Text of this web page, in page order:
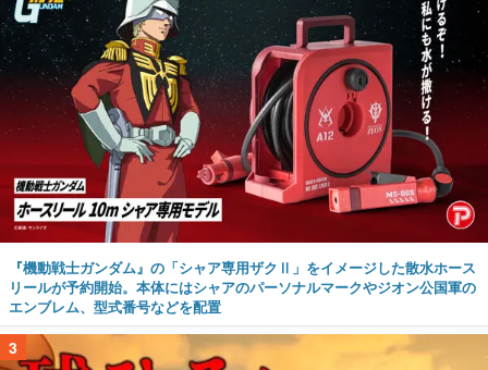
『機動戦士ガンダム』の「シャア専用ザクⅡ」をイメージした散水ホース
リールが予約開始。本体にはシャアのパーソナルマークやジオン公国軍の
エンブレム、型式番号などを配置
3